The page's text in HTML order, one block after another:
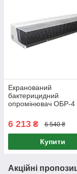
Екранований
бактерицидний
опромінювач ОБР-4
6 213 ₴ 6 540 ₴
Купити
Акційні